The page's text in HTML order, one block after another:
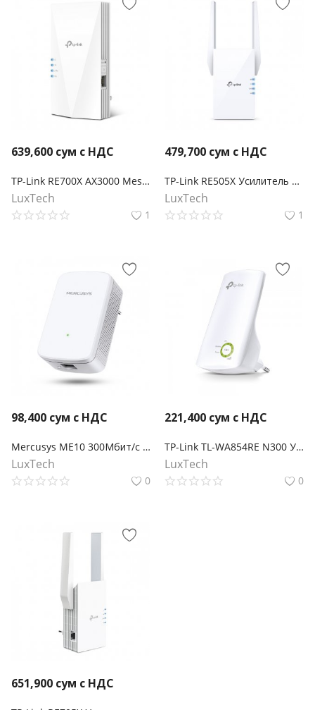
639,600 сум с НДС
TP-Link RE700X AX3000 Mesh Усилитель беспроводного сигнала Wi-Fi 6
LuxTech
1
479,700 сум с НДС
TP-Link RE505X Усилитель сигнала Wi‑Fi AX1500 с поддержкой Mesh
LuxTech
1
98,400 сум с НДС
Mercusys ME10 300Мбит/с Усилитель беспроводного сигнала Wi-Fi
LuxTech
0
221,400 сум с НДС
TP-Link TL-WA854RE N300 Усилитель Wi-Fi сигнала
LuxTech
0
651,900 сум с НДС